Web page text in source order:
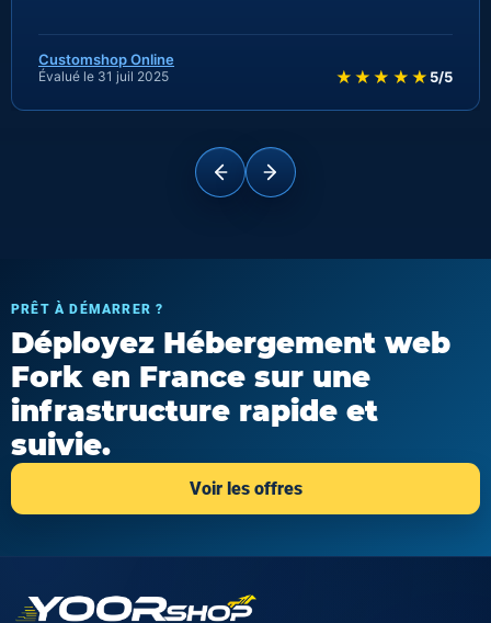
Customshop Online
Évalué le 31 juil 2025 ★★★★★ 5/5
PRÊT À DÉMARRER ?
Déployez Hébergement web
Fork en France sur une
infrastructure rapide et
suivie.
Voir les offres